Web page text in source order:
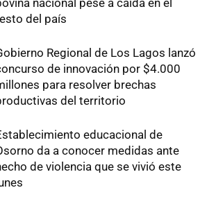
del país
Regional de Los Lagos lanzó
de innovación por $4.000
para resolver brechas
del territorio
educacional de
da a conocer medidas ante
de violencia que se vivió este